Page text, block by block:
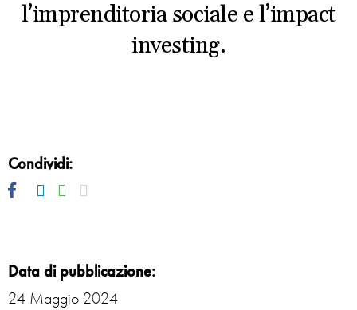
l’imprenditoria sociale e l’impact
investing.
Condividi:
Facebook
Twitter
LinkedinWhatsapp
Mail
Data di pubblicazione:
24 Maggio 2024